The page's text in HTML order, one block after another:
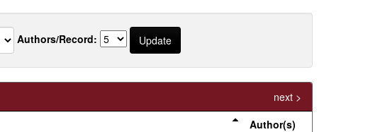
Authors/Record:
next >
Author(s)